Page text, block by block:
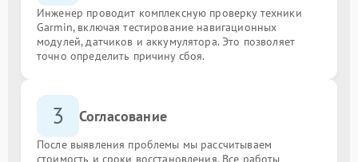
Инженер проводит комплексную проверку техники
Garmin, включая тестирование навигационных
модулей, датчиков и аккумулятора. Это позволяет
точно определить причину сбоя.
3 Согласование
После выявления проблемы мы рассчитываем
стоимость и сроки восстановления. Все работы